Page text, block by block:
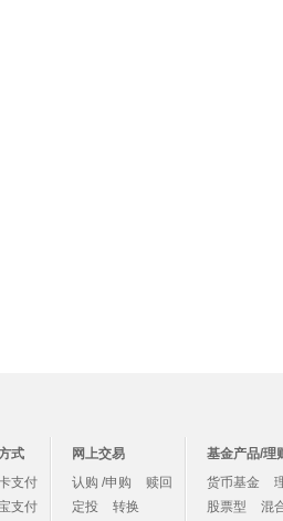
式
支付
支付
网上交易
认购 /申购
赎回
定投
转换
基金产品/理
货币基金
股票型
混